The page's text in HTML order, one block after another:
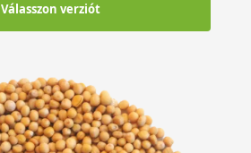
Válasszon verziót